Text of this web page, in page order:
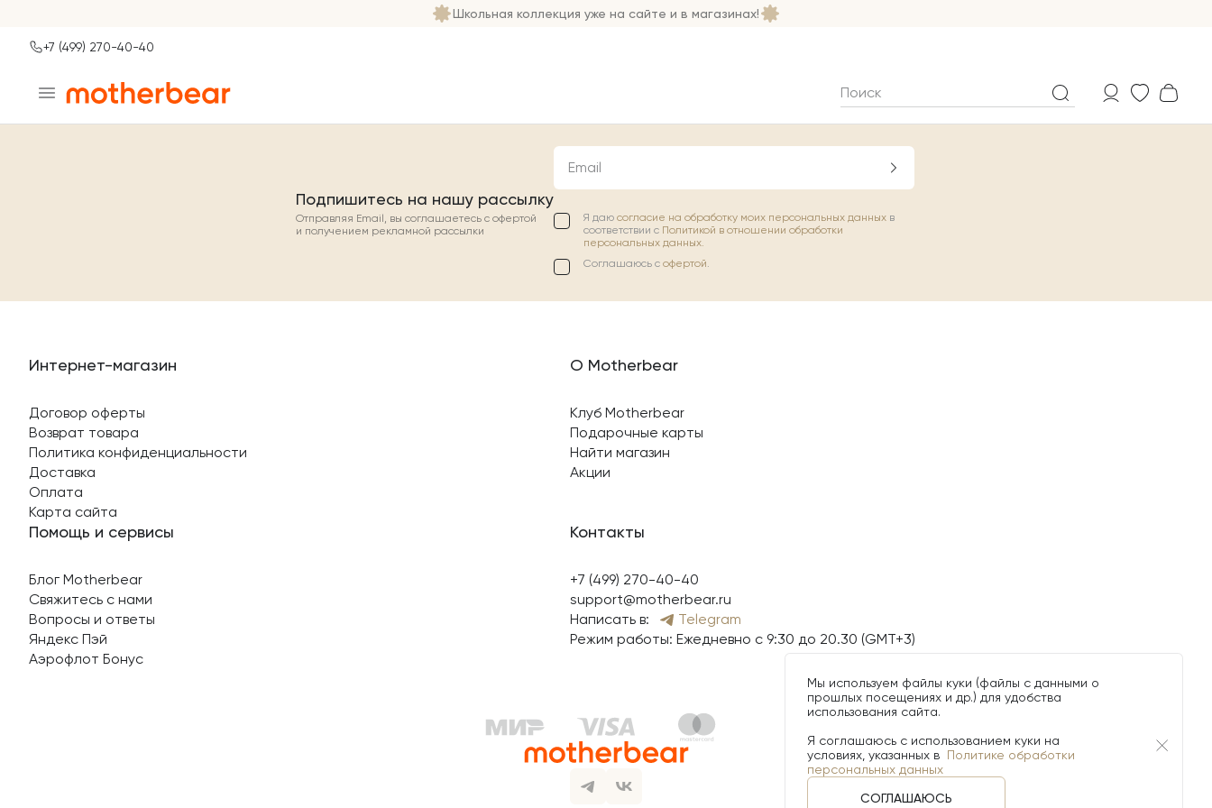
Школьная коллекция уже на сайте и в магазинах!
Ваш город
+7 (499) 270-40-40
Подпишитесь на нашу рассылку
Отправляя Email, вы соглашаетесь с офертой
и получением рекламной рассылки
Email
Я даю согласие на обработку моих персональных данных в
соответствии с Политикой в отношении обработки
персональных данных.
Соглашаюсь с офертой.
Интернет-магазин
Договор оферты
Возврат товара
Политика конфиденциальности
Доставка
Оплата
Карта сайта
О Motherbear
Клуб Motherbear
Подарочные карты
Найти магазин
Акции
Помощь и сервисы
Блог Motherbear
Свяжитесь с нами
Вопросы и ответы
Яндекс Пэй
Аэрофлот Бонус
Контакты
+7 (499) 270-40-40
support@motherbear.ru
Написать в:
Telegram
Режим работы: Ежедневно с 9:30 до 20.30 (GMT+3)
Мы используем файлы куки (файлы с данными о
прошлых посещениях и др.) для удобства
использования сайта.
Я соглашаюсь с использованием куки на
условиях, указанных в Политике обработки
персональных данных
СОГЛАШАЮСЬ